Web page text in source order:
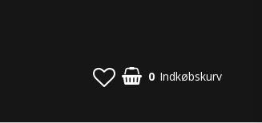
0 Indkøbskurv